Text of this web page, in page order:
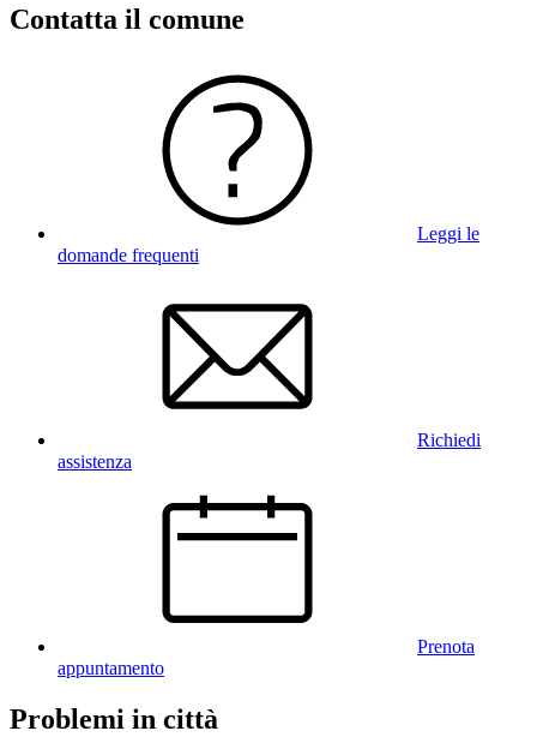
Contatta il comune
Leggi le
domande frequenti
Richiedi
assistenza
Prenota
appuntamento
Problemi in città